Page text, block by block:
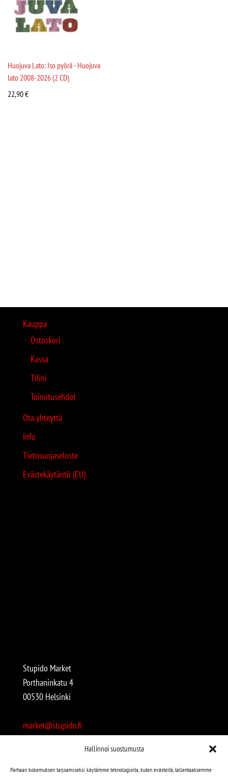
Hallinnoi suostumusta
Parhaan kokemuksen tarjoamiseksi käytämme teknologioita, kuten evästeitä, tallentaaksemme
Huojuva Lato: Iso pyörä - Huojuva
lato 2008-2026 (2 CD)
22,90€
Kauppa
Ostoskori
Kassa
Tilini
Toimitusehdot
Ota yhteyttä
Info
Tietosuojaseloste
Evästekäytäntö (EU)
Stupido Market
Porthaninkatu 4
00530 Helsinki
market@stupido.fi
Avoinna: